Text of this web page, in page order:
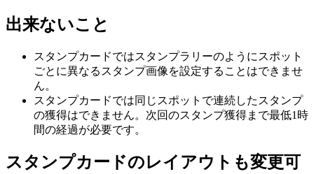
出来ないこと
スタンプカードではスタンプラリーのようにスポット
ごとに異なるスタンプ画像を設定することはできませ
ん。
スタンプカードでは同じスポットで連続したスタンプ
の獲得はできません。次回のスタンプ獲得まで最低1時
間の経過が必要です。
スタンプカードのレイアウトも変更可